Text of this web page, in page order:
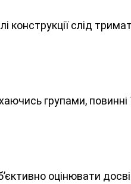
конструкції слід
групами,
оцінювати